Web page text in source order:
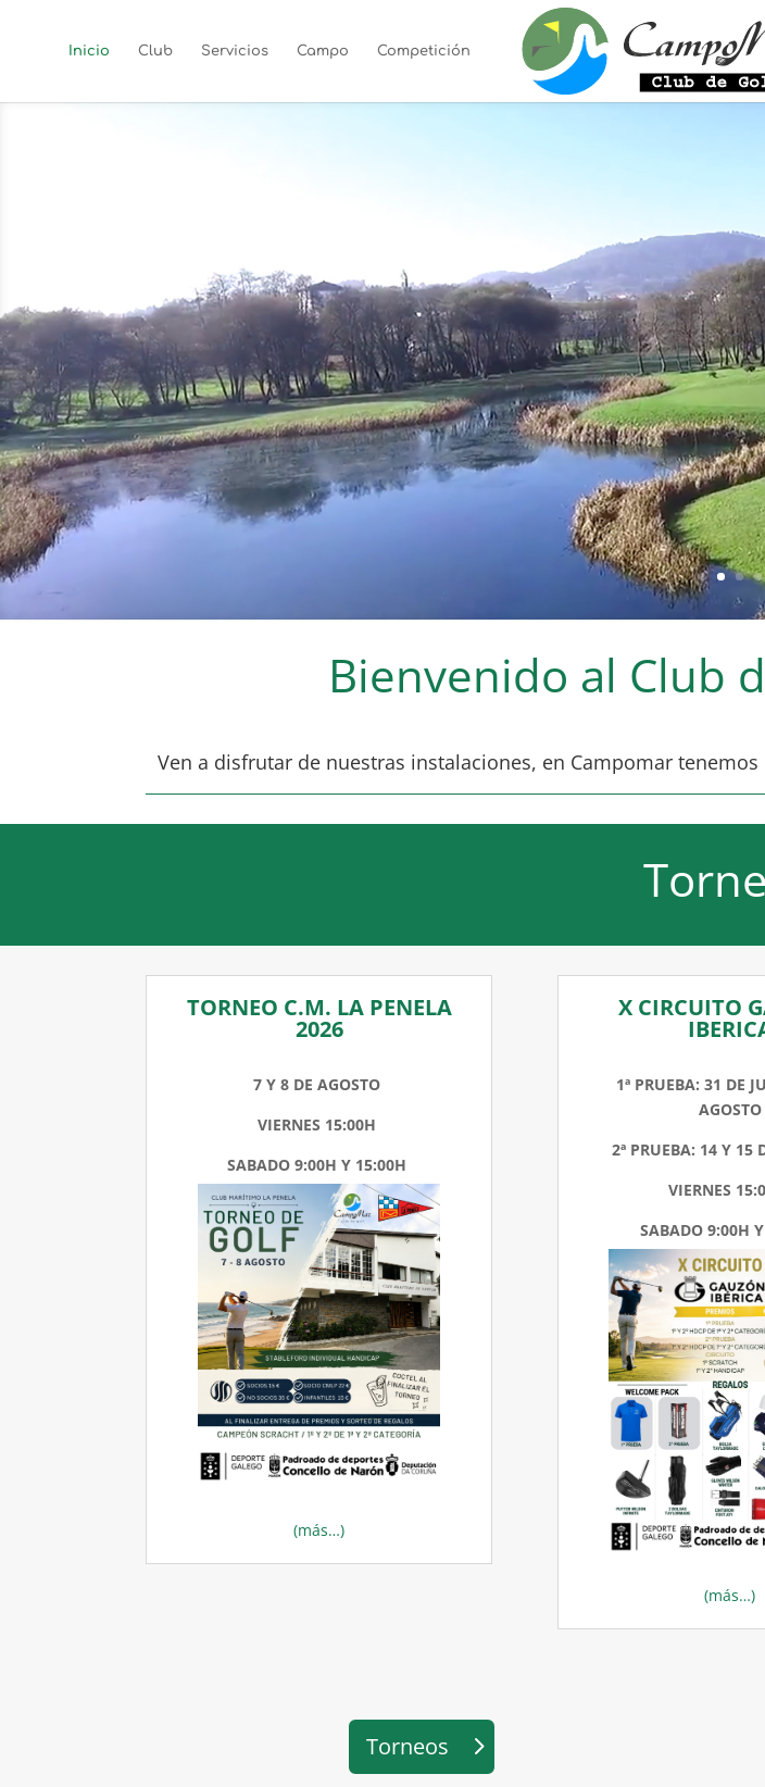
Inicio Club Servicios Campo Competición
Bienvenido al Club
Ven a disfrutar de nuestras instalaciones, en Campomar
TORNEO C.M. LA PENELA
2026
7 Y 8 DE AGOSTO
VIERNES 15:00H
SABADO 9:00H Y 15:00H
(más…)
X CIRCUITO
1ª PRUEBA: 31 DE
AGOSTO
2ª PRUEBA: 14 Y 15
VIERNES
SABADO 9:00H
(más…)
Torneos